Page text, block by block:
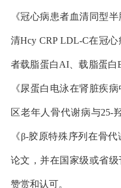
《冠心病患者血清同型
清Hcy CRP LDL-C在冠
者载脂蛋白AI、载脂蛋白
《尿蛋白电泳在肾脏疾
区老年人骨代谢病与25-
《β-胶原特殊序列在骨
论文，并在国家级或省
赞赏和认可。